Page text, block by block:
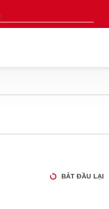
ý
BẮT ĐẦU LẠI